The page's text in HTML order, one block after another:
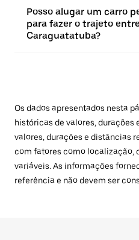
Posso alugar um carro
para fazer o trajeto
Caraguatatuba?
Os dados apresentados nesta
históricas de valores, durações
valores, durações e distâncias
com fatores como localização,
variáveis. As informações
referência e não devem ser